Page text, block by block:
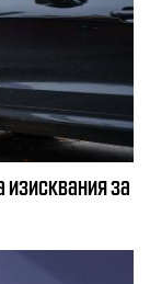
изисквания за